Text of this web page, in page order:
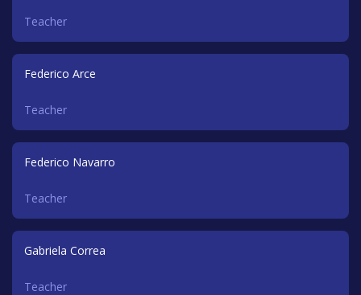
Teacher
Federico Arce
Teacher
Federico Navarro
Teacher
Gabriela Correa
Teacher